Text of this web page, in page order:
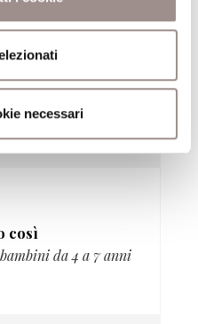
necessari
in tasca
per ragazzi da 8 a 11
così
da 4 a 7 anni